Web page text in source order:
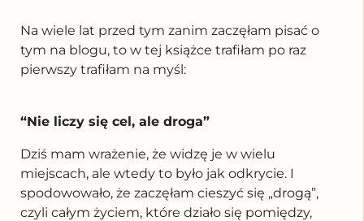
Na wiele lat przed tym zanim zaczęłam pisać o
tym na blogu, to w tej książce trafiłam po raz
pierwszy trafiłam na myśl:
“Nie liczy się cel, ale droga”
Dziś mam wrażenie, że widzę je w wielu
miejscach, ale wtedy to było jak odkrycie. I
spodowowało, że zaczęłam cieszyć się „drogą”,
czyli całym życiem, które działo się pomiędzy,